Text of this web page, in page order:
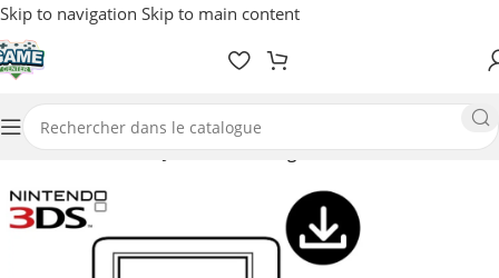
Skip to navigation Skip to main content
Accueil/ Nintendo/ Jeux-vidéos / Digitale